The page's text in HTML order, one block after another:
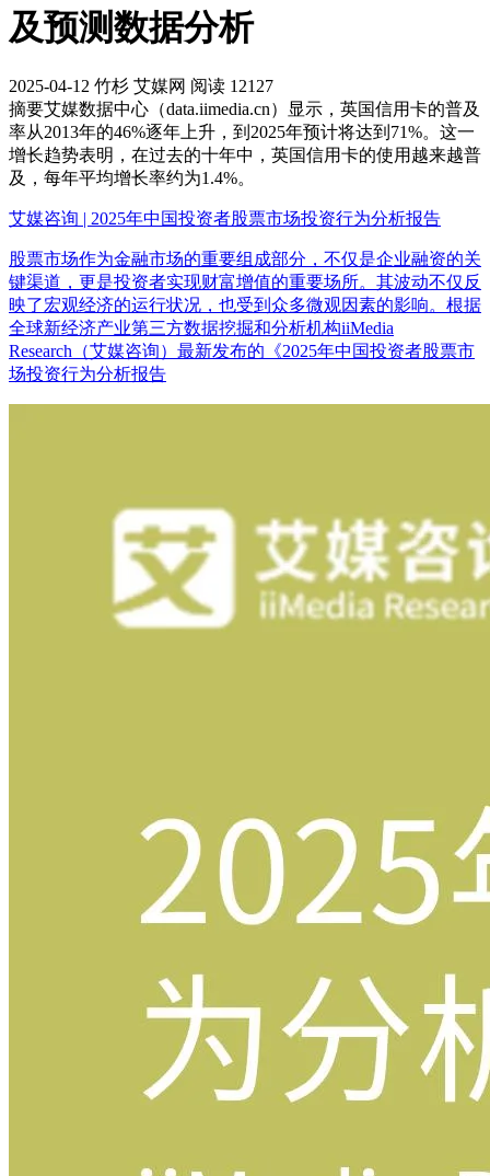
及预测数据分析
2025-04-12 竹杉 艾媒网 阅读 12127
摘要艾媒数据中心（data.iimedia.cn）显示，英国信用卡的普及
率从2013年的46%逐年上升，到2025年预计将达到71%。这一
增长趋势表明，在过去的十年中，英国信用卡的使用越来越普
及，每年平均增长率约为1.4%。
艾媒咨询 | 2025年中国投资者股票市场投资行为分析报告
股票市场作为金融市场的重要组成部分，不仅是企业融资的关
键渠道，更是投资者实现财富增值的重要场所。其波动不仅反
映了宏观经济的运行状况，也受到众多微观因素的影响。根据
全球新经济产业第三方数据挖掘和分析机构iiMedia
Research（艾媒咨询）最新发布的《2025年中国投资者股票市
场投资行为分析报告